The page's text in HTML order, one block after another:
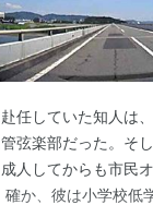
任していた知人は
弦楽部だった。そ
人してからも市民
確か、彼は小学校低